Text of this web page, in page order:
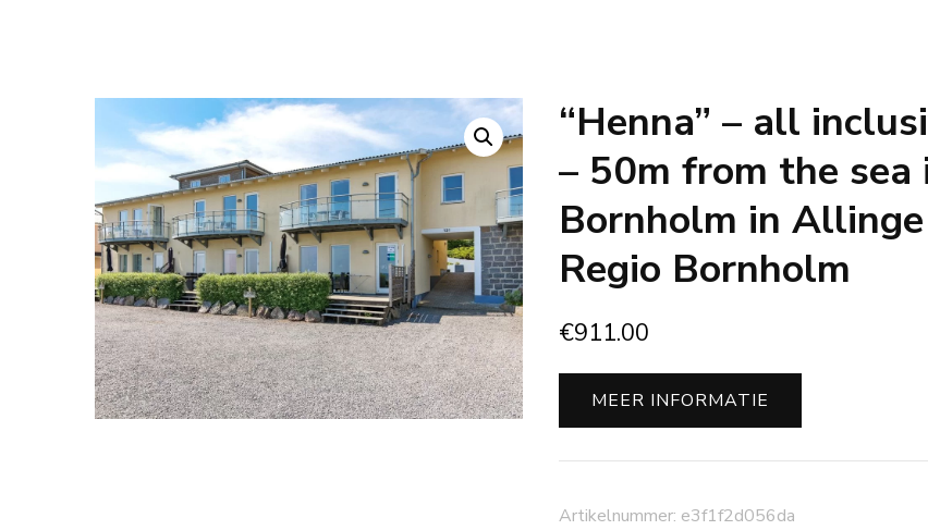
“Henna” – all
– 50m from the sea
Bornholm in Allinge
Regio Bornholm
€911.00
MEER INFORMATIE
Artikelnummer: e3f1f2d056da